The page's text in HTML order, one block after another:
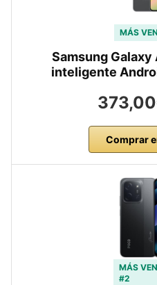
MÁS
Samsung
inteligente
Comprar
MÁS
#2